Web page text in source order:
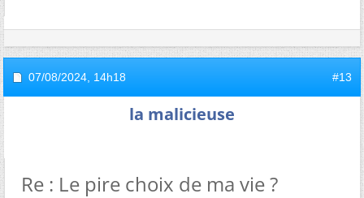
07/08/2024, 14h18 #13
la malicieuse
Re : Le pire choix de ma vie ?